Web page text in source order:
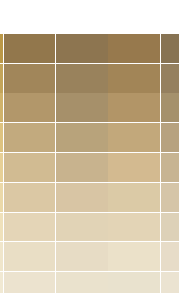
clear